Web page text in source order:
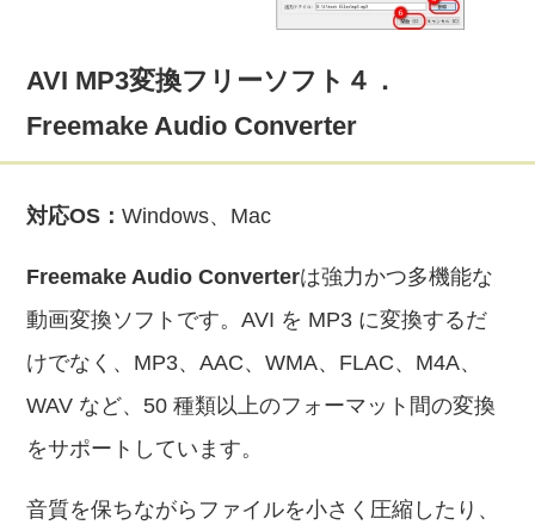
AVI MP3変換フリーソフト４．
Freemake Audio Converter
対応OS：Windows、Mac
Freemake Audio Converterは強力かつ多機能な
動画変換ソフトです。AVI を MP3 に変換するだ
けでなく、MP3、AAC、WMA、FLAC、M4A、
WAV など、50 種類以上のフォーマット間の変換
をサポートしています。
音質を保ちながらファイルを小さく圧縮したり、